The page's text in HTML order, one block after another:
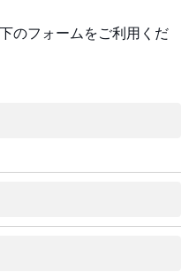
のフォームをご利用くだ